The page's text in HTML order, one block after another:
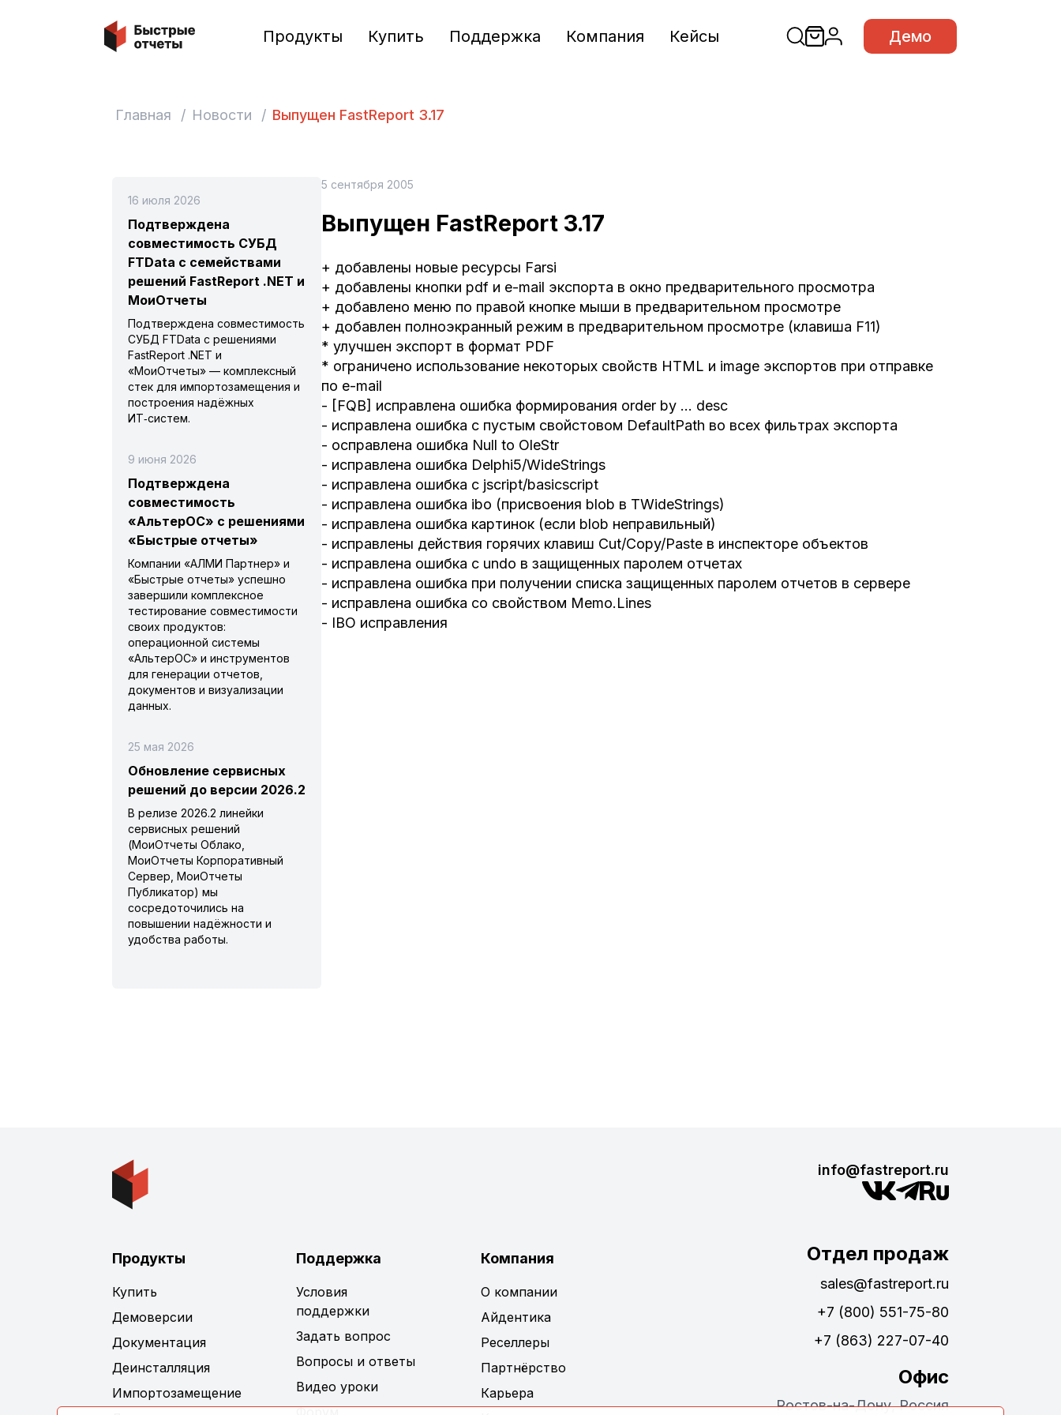
Быстрые отчеты Продукты Купить Поддержка Компания Кейсы Демо
Главная / Новости / Выпущен FastReport 3.17
5 сентября 2005
Выпущен FastReport 3.17
+ добавлены новые ресурсы Farsi
+ добавлены кнопки pdf и e-mail экспорта в окно предварительного просмотра
+ добавлено меню по правой кнопке мыши в предварительном просмотре
+ добавлен полноэкранный режим в предварительном просмотре (клавиша F11)
* улучшен экспорт в формат PDF
* ограничено использование некоторых свойств HTML и image экспортов при отправке
по e-mail
- [FQB] исправлена ошибка формирования order by ... desc
- исправлена ошибка с пустым свойстовом DefaultPath во всех фильтрах экспорта
- осправлена ошибка Null to OleStr
- исправлена ошибка Delphi5/WideStrings
- исправлена ошибка с jscript/basicscript
- исправлена ошибка ibo (присвоения blob в TWideStrings)
- исправлена ошибка картинок (если blob неправильный)
- исправлены действия горячих клавиш Cut/Copy/Paste в инспекторе объектов
- исправлена ошибка с undo в защищенных паролем отчетах
- исправлена ошибка при получении списка защищенных паролем отчетов в сервере
- исправлена ошибка со свойством Memo.Lines
- IBO исправления
16 июля 2026
Подтверждена
совместимость СУБД
FTData с семействами
решений FastReport .NET и
МоиОтчеты
Подтверждена совместимость
СУБД FTData с решениями
FastReport .NET и
«МоиОтчеты» — комплексный
стек для импортозамещения и
построения надёжных
ИТ‑систем.
9 июня 2026
Подтверждена
совместимость
«АльтерОС» с решениями
«Быстрые отчеты»
Компании «АЛМИ Партнер» и
«Быстрые отчеты» успешно
завершили комплексное
тестирование совместимости
своих продуктов:
операционной системы
«АльтерОС» и инструментов
для генерации отчетов,
документов и визуализации
данных.
25 мая 2026
Обновление сервисных
решений до версии 2026.2
В релизе 2026.2 линейки
сервисных решений
(МоиОтчеты Облако,
МоиОтчеты Корпоративный
Сервер, МоиОтчеты
Публикатор) мы
сосредоточились на
повышении надёжности и
удобства работы.
info@fastreport.ru
Отдел продаж
sales@fastreport.ru
+7 (800) 551-75-80
+7 (863) 227-07-40
Офис
Ростов-на-Дону, Россия
Продукты
Купить
Демоверсии
Документация
Деинсталляция
Импортозамещение
Поддержка
Условия
поддержки
Задать вопрос
Вопросы и ответы
Видео уроки
Форум
Компания
О компании
Айдентика
Реселлеры
Партнёрство
Карьера